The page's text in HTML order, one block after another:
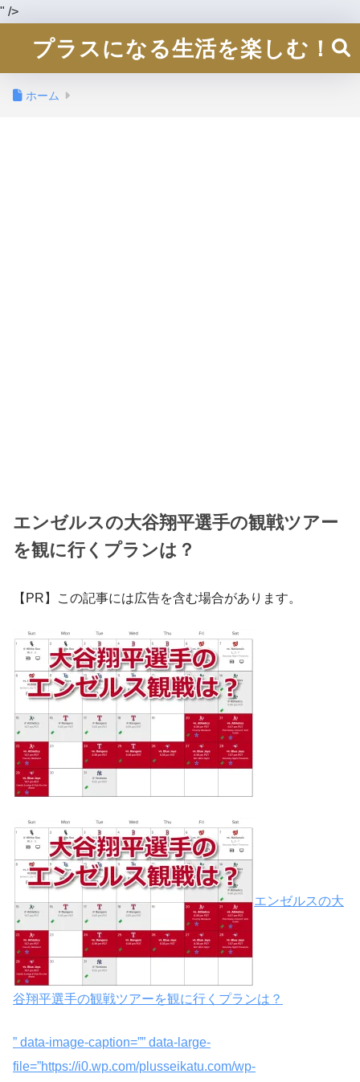
" />
プラスになる生活を楽しむ！
ホーム
エンゼルスの大谷翔平選手の観戦ツアー
を観に行くプランは？
【PR】この記事には広告を含む場合があります。
エンゼルスの大
谷翔平選手の観戦ツアーを観に行くプランは？
” data-image-caption=”” data-large-
file=”https://i0.wp.com/plusseikatu.com/wp-